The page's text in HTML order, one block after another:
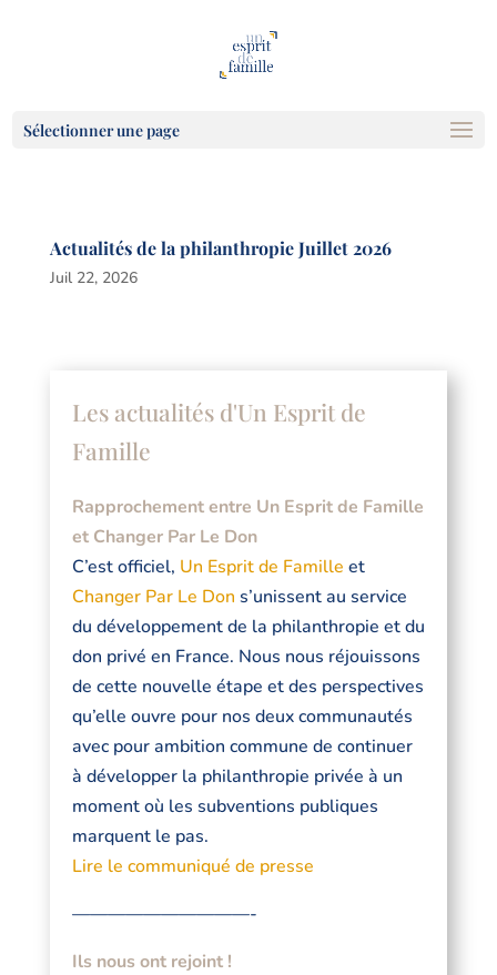
Sélectionner une page
Actualités de la philanthropie Juillet 2026
Juil 22, 2026
Les actualités d'Un Esprit de
Famille
Rapprochement entre Un Esprit de Famille
et Changer Par Le Don
C’est officiel, Un Esprit de Famille et
Changer Par Le Don s’unissent au service
du développement de la philanthropie et du
don privé en France. Nous nous réjouissons
de cette nouvelle étape et des perspectives
qu’elle ouvre pour nos deux communautés
avec pour ambition commune de continuer
à développer la philanthropie privée à un
moment où les subventions publiques
marquent le pas.
Lire le communiqué de presse
——————————-
Ils nous ont rejoint !